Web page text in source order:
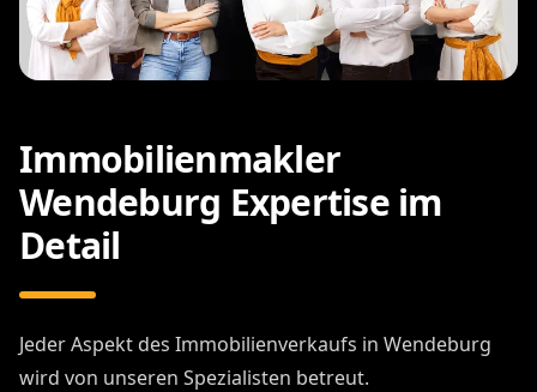
Immobilienmakler
Wendeburg Expertise im
Detail
Jeder Aspekt des Immobilienverkaufs in Wendeburg
wird von unseren Spezialisten betreut.